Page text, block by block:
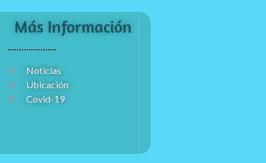
Más Información
Noticias
Ubicación
Covid-19